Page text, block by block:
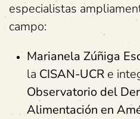
especialistas
campo:
Marianela Zúñiga
la CISAN-UCR e
Observatorio del
Alimentación en